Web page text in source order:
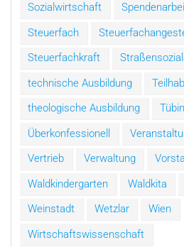
Sozialwirtschaft
Steuerfach
Steuerfachkraft
technische Ausbildung
theologische Ausbildung
Überkonfessionell
Vertrieb
Verwaltung
Waldkindergarten
Waldkita
Weinstadt
Wetzlar
Wien
Wirtschaftswissenschaft